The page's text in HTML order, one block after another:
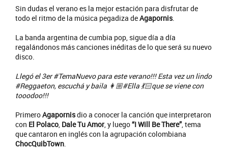
Sin dudas el verano es la mejor estación para disfrutar de
todo el ritmo de la música pegadiza deAgapornis.
La banda argentina de cumbia pop, sigue día a día
regalándonos más canciones inéditas de lo que será su nuevo
disco.
Llegó el 3er #TemaNuevo para este verano!!! Esta vez un lindo
#Reggaeton, escuchá y baila 👩🏼#Ella 💃🏻que se viene con
tooodoo!!!
PrimeroAgapornisdio a conocer la canción que interpretaron
con El Polaco, Dale Tu Amor, y luego“I Will Be There”, tema
que cantaron en inglés con la agrupación colombiana
ChocQuibTown.